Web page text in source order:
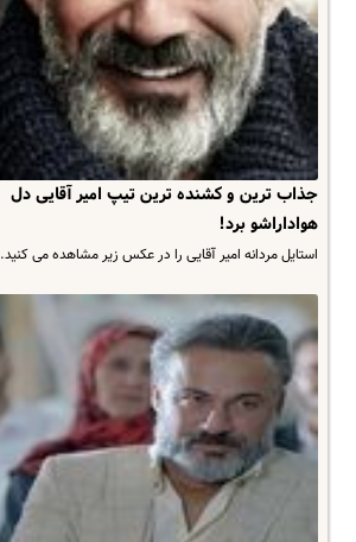
جذاب ترین و کشنده ترین تیپ امیر آقایی دل
هواداراشو برد!
استایل مردانه امیر آقایی را در عکس زیر مشاهده می کنید.